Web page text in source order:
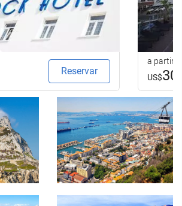
Reservar
a partir
US$